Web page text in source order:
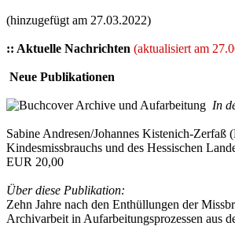
(hinzugefügt am 27.03.2022)
:: Aktuelle Nachrichten (aktualisiert am
Neue Publikationen
In
Sabine Andresen/Johannes Kistenich-Zerfaß
Kindesmissbrauchs und des Hessischen
EUR 20,00
Über diese Publikation:
Zehn Jahre nach den Enthüllungen der
Archivarbeit in Aufarbeitungsprozessen aus